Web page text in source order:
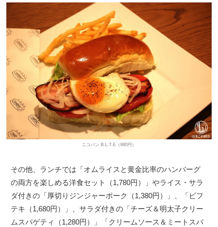
ニコパン B.L.T.E（980円）
その他、ランチでは「オムライスと黄金比率のハンバーグ
の両方を楽しめる洋食セット（1,780円）」やライス・サラ
ダ付きの「厚切りジンジャーポーク（1,380円）」、「ビフ
テキ（1,680円）」、サラダ付きの「チーズ＆明太子クリー
ムスパゲティ（1,280円）」「クリームソース＆ミートスパ